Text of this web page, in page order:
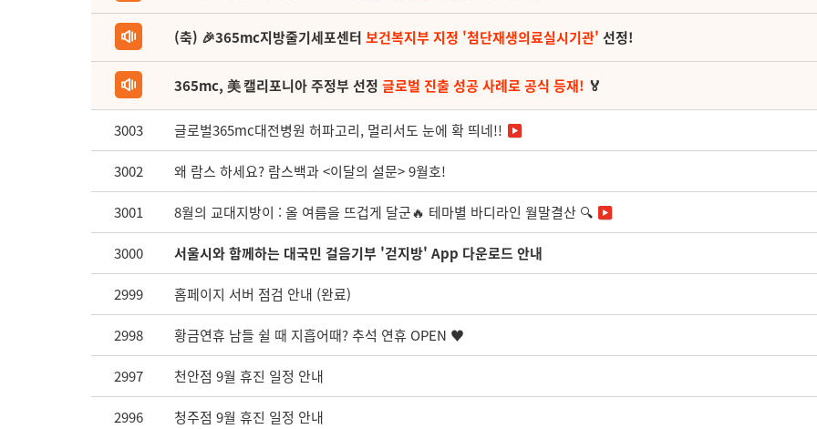
(축) 🎉365mc지방줄기세포센터 보건복지부 지정 '첨단재생의료실시기관' 선정!
365mc, 美 캘리포니아 주정부 선정 글로벌 진출 성공 사례로 공식 등재! 🏅
3003 글로벌365mc대전병원 허파고리, 멀리서도 눈에 확 띄네!!
3002 왜 람스 하세요? 람스백과 <이달의 설문> 9월호!
3001 8월의 교대지방이 : 올 여름을 뜨겁게 달군🔥 테마별 바디라인 월말결산 🔍
3000 서울시와 함께하는 대국민 걸음기부 '걷지방' App 다운로드 안내
2999 홈페이지 서버 점검 안내 (완료)
2998 황금연휴 남들 쉴 때 지흡어때? 추석 연휴 OPEN ♥
2997 천안점 9월 휴진 일정 안내
2996 청주점 9월 휴진 일정 안내